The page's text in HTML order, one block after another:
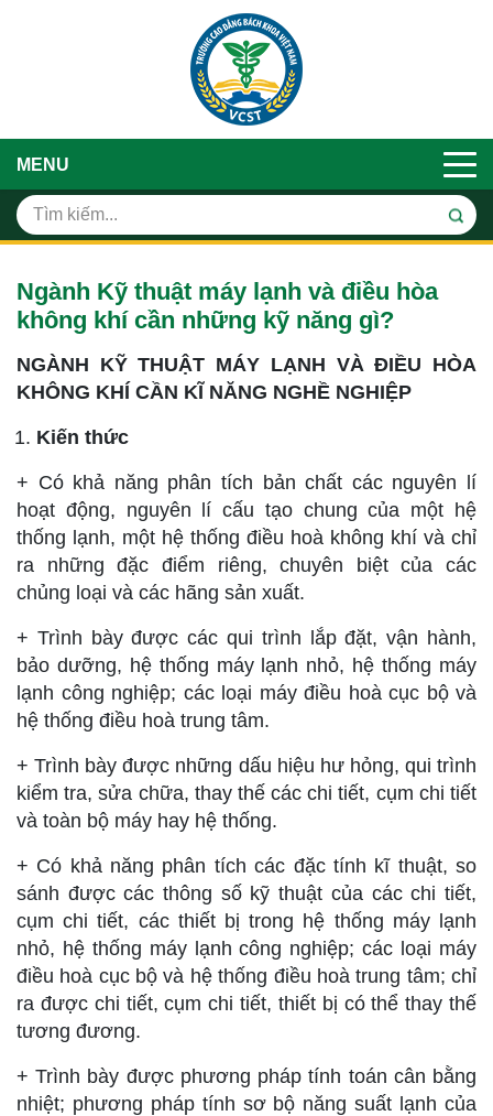
MENU
Ngành Kỹ thuật máy lạnh và điều hòa
không khí cần những kỹ năng gì?
NGÀNH KỸ THUẬT MÁY LẠNH VÀ ĐIỀU HÒA
KHÔNG KHÍ CẦN KĨ NĂNG NGHỀ NGHIỆP
Kiến thức
+ Có khả năng phân tích bản chất các nguyên lí
hoạt động, nguyên lí cấu tạo chung của một hệ
thống lạnh, một hệ thống điều hoà không khí và chỉ
ra những đặc điểm riêng, chuyên biệt của các
chủng loại và các hãng sản xuất.
+ Trình bày được các qui trình lắp đặt, vận hành,
bảo dưỡng, hệ thống máy lạnh nhỏ, hệ thống máy
lạnh công nghiệp; các loại máy điều hoà cục bộ và
hệ thống điều hoà trung tâm.
+ Trình bày được những dấu hiệu hư hỏng, qui trình
kiểm tra, sửa chữa, thay thế các chi tiết, cụm chi tiết
và toàn bộ máy hay hệ thống.
+ Có khả năng phân tích các đặc tính kĩ thuật, so
sánh được các thông số kỹ thuật của các chi tiết,
cụm chi tiết, các thiết bị trong hệ thống máy lạnh
nhỏ, hệ thống máy lạnh công nghiệp; các loại máy
điều hoà cục bộ và hệ thống điều hoà trung tâm; chỉ
ra được chi tiết, cụm chi tiết, thiết bị có thể thay thế
tương đương.
+ Trình bày được phương pháp tính toán cân bằng
nhiệt; phương pháp tính sơ bộ năng suất lạnh của